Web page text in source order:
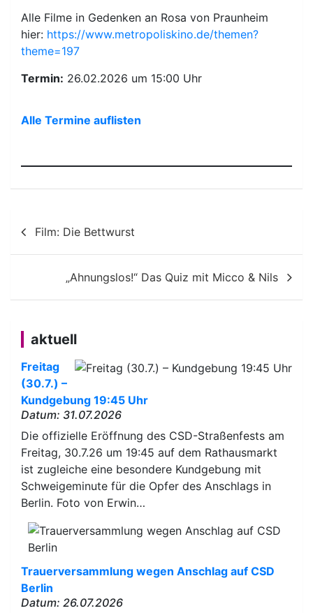
Alle Filme in Gedenken an Rosa von Praunheim
hier: https://www.metropoliskino.de/themen?
theme=197
Termin: 26.02.2026 um 15:00 Uhr
Alle Termine auflisten
Beitragsnavigation
Film: Die Bettwurst
„Ahnungslos!“ Das Quiz mit Micco & Nils
aktuell
Freitag
(30.7.) –
Kundgebung 19:45 Uhr
Datum: 31.07.2026
Die offizielle Eröffnung des CSD-Straßenfests am
Freitag, 30.7.26 um 19:45 auf dem Rathausmarkt
ist zugleiche eine besondere Kundgebung mit
Schweigeminute für die Opfer des Anschlags in
Berlin. Foto von Erwin…
Trauerversammlung wegen Anschlag auf CSD
Berlin
Datum: 26.07.2026